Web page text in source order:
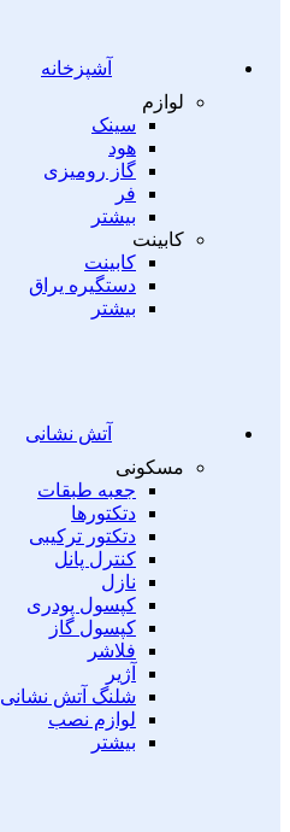
آشپزخانه
لوازم
سینک
هود
گاز رومیزی
فر
بیشتر
کابینت
کابینت
دستگیره یراق
بیشتر
آتش نشانی
مسکونی
جعبه طبقات
دتکتورها
دتکتور ترکیبی
کنترل پانل
نازل
کپسول پودری
کپسول گاز
فلاشر
آژیر
شلنگ آتش نشانی
لوازم نصب
بیشتر